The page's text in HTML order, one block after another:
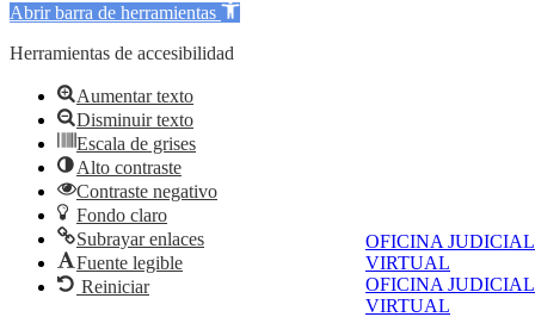
OFICINA JUDICIAL
VIRTUAL
OFICINA JUDICIAL
VIRTUAL
Abrir barra de herramientas
Herramientas de accesibilidad
Aumentar texto
Disminuir texto
Escala de grises
Alto contraste
Contraste negativo
Fondo claro
Subrayar enlaces
Fuente legible
Reiniciar